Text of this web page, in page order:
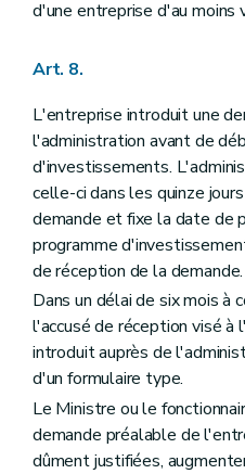
d'une entreprise d'au moins
Art. 8.
L'entreprise introduit une
l'administration avant de
d'investissements.
celle-ci dans les quinze
demande et fixe la date de
programme
de réception de la demande.
Dans un délai de six mois à
l'accusé de réception visé à
introduit auprès de
d'un formulaire type.
Le Ministre ou le
demande préalable de
dûment justifiées,